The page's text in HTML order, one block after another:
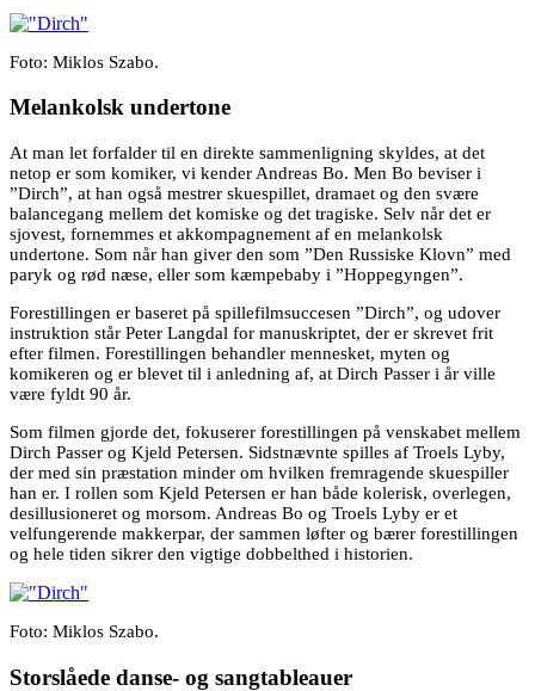
Foto: Miklos Szabo.
Melankolsk undertone
At man let forfalder til en direkte sammenligning skyldes, at det
netop er som komiker, vi kender Andreas Bo. Men Bo beviser i
”Dirch”, at han også mestrer skuespillet, dramaet og den svære
balancegang mellem det komiske og det tragiske. Selv når det er
sjovest, fornemmes et akkompagnement af en melankolsk
undertone. Som når han giver den som ”Den Russiske Klovn” med
paryk og rød næse, eller som kæmpebaby i ”Hoppegyngen”.
Forestillingen er baseret på spillefilmsuccesen ”Dirch”, og udover
instruktion står Peter Langdal for manuskriptet, der er skrevet frit
efter filmen. Forestillingen behandler mennesket, myten og
komikeren og er blevet til i anledning af, at Dirch Passer i år ville
være fyldt 90 år.
Som filmen gjorde det, fokuserer forestillingen på venskabet mellem
Dirch Passer og Kjeld Petersen. Sidstnævnte spilles af Troels Lyby,
der med sin præstation minder om hvilken fremragende skuespiller
han er. I rollen som Kjeld Petersen er han både kolerisk, overlegen,
desillusioneret og morsom. Andreas Bo og Troels Lyby er et
velfungerende makkerpar, der sammen løfter og bærer forestillingen
og hele tiden sikrer den vigtige dobbelthed i historien.
Foto: Miklos Szabo.
Storslåede danse- og sangtableauer